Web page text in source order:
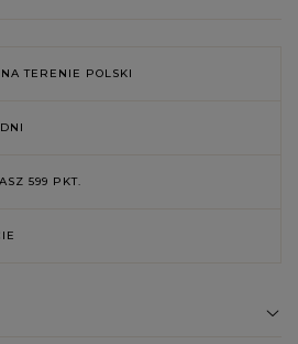
TERENIE POLSKI
599 PKT.